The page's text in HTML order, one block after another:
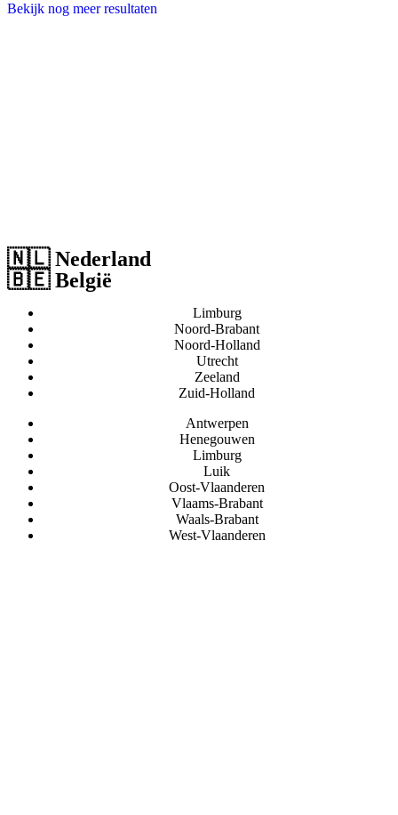
Bekijk nog meer resultaten
🇳🇱 Nederland
🇧🇪 België
Limburg
Noord-Brabant
Noord-Holland
Utrecht
Zeeland
Zuid-Holland
Antwerpen
Henegouwen
Limburg
Luik
Oost-Vlaanderen
Vlaams-Brabant
Waals-Brabant
West-Vlaanderen